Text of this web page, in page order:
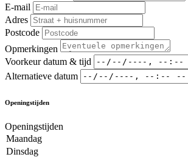
E-mail
Adres
Postcode
Opmerkingen
Voorkeur datum & tijd
Alternatieve datum
Openingstijden
Openingstijden
Maandag
Dinsdag